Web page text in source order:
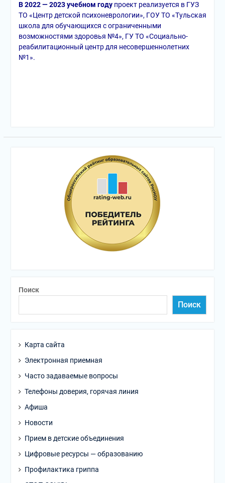
В 2022 — 2023 учебном году проект реализуется в ГУЗ
ТО «Центр детской психоневрологии», ГОУ ТО «Тульская
школа для обучающихся с ограниченными
возможностями здоровья №4», ГУ ТО «Социально-
реабилитационный центр для несовершеннолетних
№1».
Поиск
Поиск
Карта сайта
Электронная приемная
Часто задаваемые вопросы
Телефоны доверия, горячая линия
Афиша
Новости
Прием в детские объединения
Цифровые ресурсы — образованию
Профилактика гриппа